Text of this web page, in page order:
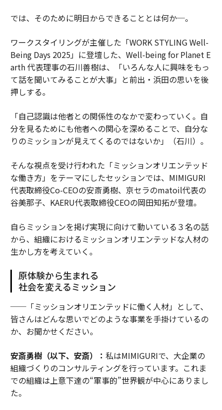
では、そのために明日からできることとは何か─。
ワークスタイリングが主催した「WORK STYLING Well-
Being Days 2025」に登壇した、Well-being for Planet E
arth 代表理事の石川善樹は、「いろんな人に興味をもっ
て話を聞いてみることが大事」と前出・浜田の思いを後
押しする。
「自己認識は他者との関係性のなかで変わっていく。自
分を見るためにも他者への関心を深めることで、自分な
りのミッションが見えてくるのではないか」（石川）。
そんな視点を受け行われた「ミッションオリエンテッド
な働き方」をテーマにしたセッションでは、MIMIGURI
代表取締役Co-CEOの安斎勇樹、京セラのmatoil代表の
谷美那子、KAERU代表取締役CEOの岡田知拓が登壇。
自らミッションを掲げ実現に向けて動いている３名の話
から、組織におけるミッションオリエンテッドな人材の
生かし方を考えていく。
原体験から生まれる
社会を変えるミッション
──「ミッションオリエンテッドに働く人材」として、
皆さんはどんな思いでどのような事業を手掛けているの
か、お聞かせください。
安斎勇樹（以下、安斎）： 私はMIMIGURIで、大企業の
組織づくりのコンサルティングを行っています。これま
での組織は上意下達の“軍事的”世界観が中心にありまし
た。